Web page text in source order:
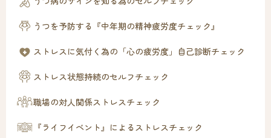
うつを予防する『中年期の精神疲労度チェック』
ストレスに気付く為の「心の疲労度」自己診断チェック
ストレス状態持続のセルフチェック
職場の対人関係ストレスチェック
『ライフイベント』によるストレスチェック